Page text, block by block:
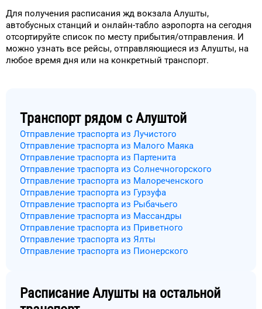
Для получения расписания жд вокзала Алушты,
автобусных станций и онлайн-табло аэропорта на сегодня
отсортируйте список по месту прибытия/отправления. И
можно узнать все рейсы, отправляющиеся из Алушты, на
любое время дня или на конкретный транспорт.
Транспорт рядом с Алуштой
Отправление траспорта из Лучистого
Отправление траспорта из Малого Маяка
Отправление траспорта из Партенита
Отправление траспорта из Солнечногорского
Отправление траспорта из Малореченского
Отправление траспорта из Гурзуфа
Отправление траспорта из Рыбачьего
Отправление траспорта из Массандры
Отправление траспорта из Приветного
Отправление траспорта из Ялты
Отправление траспорта из Пионерского
РасписаниеАлушты на остальной